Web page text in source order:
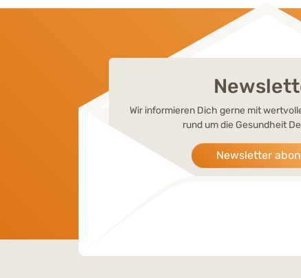
Wir informieren Dich gerne mit
rund um die Gesundheit
Newsletter